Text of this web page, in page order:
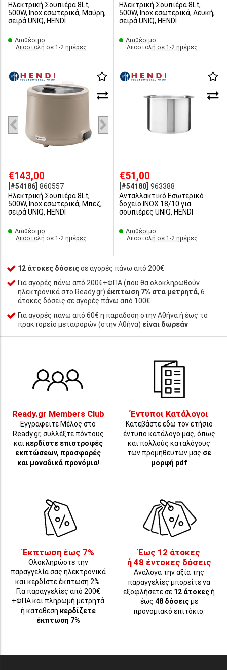
Ηλεκτρική Σουπιέρα 8Lt,
500W, Inox εσωτερικά, Μαύρη,
σειρά UNIQ, HENDI
Διαθέσιμο
Αποστολή σε 1-2 ημέρες
Ηλεκτρική Σουπιέρα 8Lt,
500W, Inox εσωτερικά, Λευκή,
σειρά UNIQ, HENDI
Διαθέσιμο
Αποστολή σε 1-2 ημέρες
€143,00
[#54186] 860557
Ηλεκτρική Σουπιέρα 8Lt,
500W, Inox εσωτερικά, Μπεζ,
σειρά UNIQ, HENDI
Διαθέσιμο
Αποστολή σε 1-2 ημέρες
€51,00
[#54180] 963388
Ανταλλακτικό Εσωτερικό
δοχείο INOX 18/10 για
σουπιέρες UNIQ, HENDI
Διαθέσιμο
Αποστολή σε 1-2 ημέρες
12 άτοκες δόσειςσε αγορές πάνω από 200€
Για αγορές πάνω από 200€+ΦΠΑ (που θα ολοκληρωθούν
ηλεκτρονικά στο Ready.gr) έκπτωση 7% στα μετρητά, 6
άτοκες δόσεις σε αγορές πάνω από 100€
Για αγορές πάνω από 60€ η παράδοση στην Αθήνα ή έως το
πρακτορείο μεταφορών (στην Αθήνα) είναι δωρεάν
Ready.gr Members Club
Εγγραφείτε Μέλος στο
Ready.gr, συλλέξτε πόντους
και κερδίστε επιστροφές
εκπτώσεων, προσφορές
και μοναδικά προνόμια!
Έντυποι Κατάλογοι
Κατεβάστε εδώ τον ετήσιο
έντυπο κατάλογο μας, όπως
και πολλούς καταλόγους
των προμηθευτών μας σε
μορφή pdf
Έκπτωση έως 7%
Ολοκληρώστε την
παραγγελία σας ηλεκτρονικά
και κερδίστε έκπτωση 2%.
Για παραγγελίες από 200€
+ΦΠΑ και πληρωμή μετρητά
ή κατάθεση κερδίζετε
έκπτωση 7%
Έως 12 άτοκες
ή 48 έντοκες δόσεις
Ανάλογα την αξία της
παραγγελίες μπορείτε να
εξοφλήσετε σε 12 άτοκεςή
έως 48 δόσειςμε
προνομιακό επιτόκιο.